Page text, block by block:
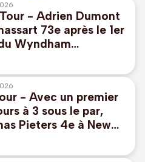
- Adrien Dumont
73e après le 1er
Wyndham
- Avec un premier
à 3 sous le par,
Pieters 4e à New